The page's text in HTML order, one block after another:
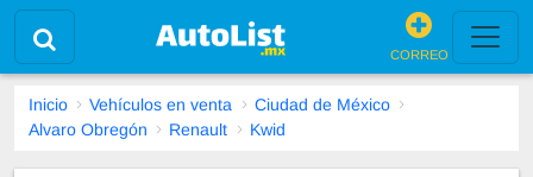
CORREO
Inicio Vehículos en venta
Ciudad de México
Alvaro Obregón
Renault Kwid